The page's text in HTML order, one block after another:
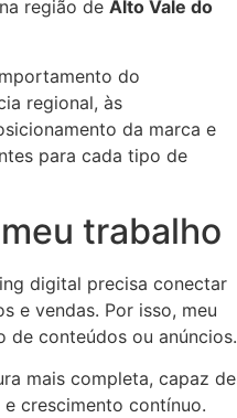
região de Alto Vale do
do
regional, às
da marca e
para cada tipo de
trabalho
digital precisa conectar
e vendas. Por isso, meu
de conteúdos ou anúncios.
mais completa, capaz de
crescimento contínuo.